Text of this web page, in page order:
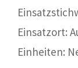
Einsatzort:
Einheiten: